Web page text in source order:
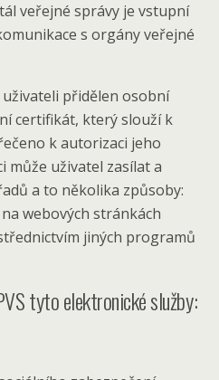
veřejné správy je vstupní
s orgány veřejné
přidělen osobní
certifikát, který slouží k
k autorizaci jeho
může uživatel zasílat a
a to několika způsoby:
webových stránkách
jiných programů
tyto elektronické služby: